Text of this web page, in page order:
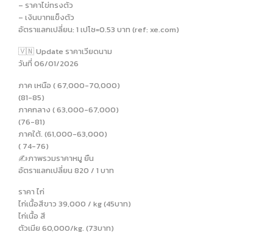
– ราคาไข่ทรงตัว
– เงินบาทแข็งตัว
อัตราแลกเปลี่ยน: 1 เปโซ=0.53 บาท (ref: xe.com)
🇻🇳 Update ราคาเวียดนาม
วันที่ 06/01/2026
ภาค เหนือ ( 67,000-70,000)
(81-85)
ภาคกลาง ( 63,000-67,000)
(76-81)
ภาคใต้. (61,000-63,000)
( 74-76)
✍️ภาพรวมราคาหมู ยืน
อัตราแลกเปลี่ยน 820 / 1 บาท
ราคา ไก่
ไก่เนื้อสีขาว 39,000 / kg (45บาท)
ไก่เนื้อ สี
ตัวเมีย 60,000/kg. (73บาท)